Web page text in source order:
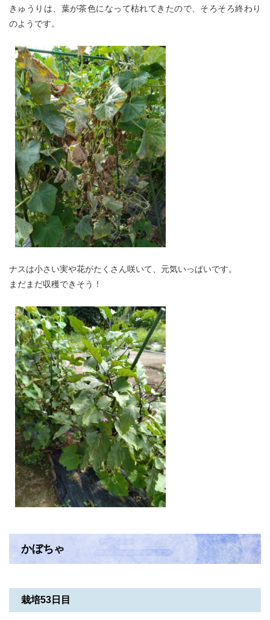
きゅうりは、葉が茶色になって枯れてきたので、そろそろ終わり
のようです。
ナスは小さい実や花がたくさん咲いて、元気いっぱいです。
まだまだ収穫できそう！
かぼちゃ
栽培53日目